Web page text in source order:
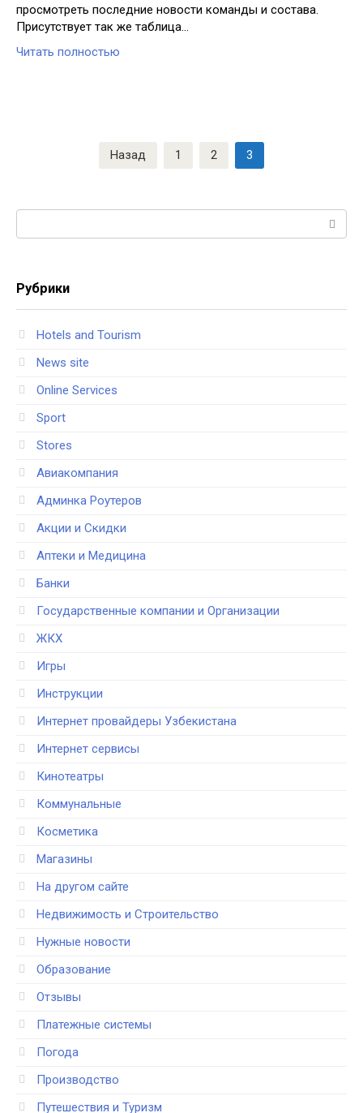
просмотреть последние новости команды и состава.
Присутствует так же таблица…
Читать полностью
Назад 1 2 3
Рубрики
Hotels and Tourism
News site
Online Services
Sport
Stores
Авиакомпания
Админка Роутеров
Акции и Скидки
Аптеки и Медицина
Банки
Государственные компании и Организации
ЖКХ
Игры
Инструкции
Интернет провайдеры Узбекистана
Интернет сервисы
Кинотеатры
Коммунальные
Косметика
Магазины
На другом сайте
Недвижимость и Строительство
Нужные новости
Образование
Отзывы
Платежные системы
Погода
Производство
Путешествия и Туризм